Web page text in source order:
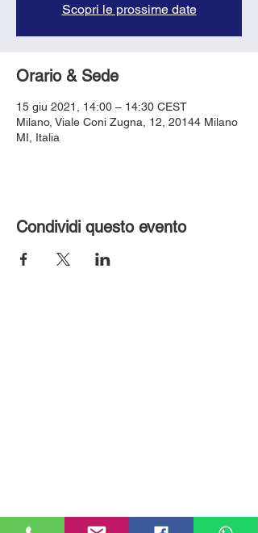
Scopri le prossime date
Orario & Sede
15 giu 2021, 14:00 – 14:30 CEST
Milano, Viale Coni Zugna, 12, 20144 Milano
MI, Italia
Condividi questo evento